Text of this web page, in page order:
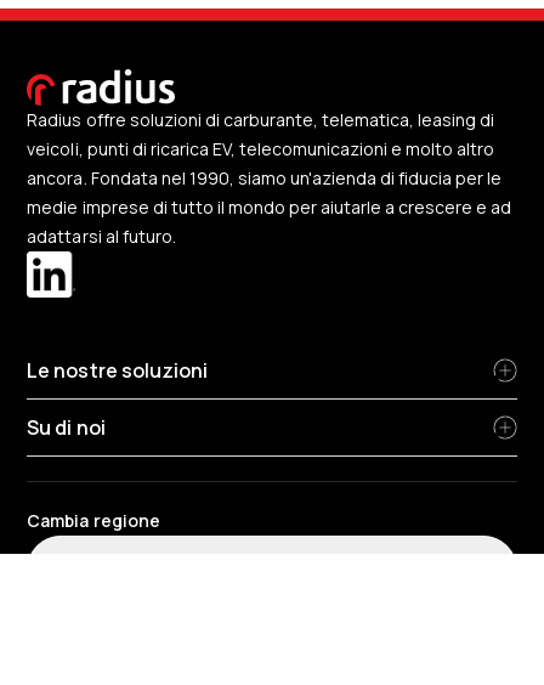
Radius offre soluzioni di carburante, telematica, leasing di
veicoli, punti di ricarica EV, telecomunicazioni e molto altro
ancora. Fondata nel 1990, siamo un'azienda di fiducia per le
medie imprese di tutto il mondo per aiutarle a crescere e ad
adattarsi al futuro.
Le nostre soluzioni
Su di noi
Cambia regione